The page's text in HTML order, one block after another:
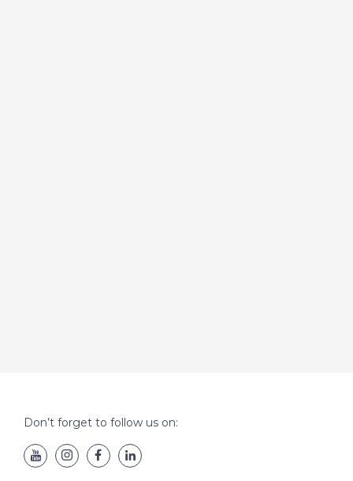
Don’t forget to follow us on: